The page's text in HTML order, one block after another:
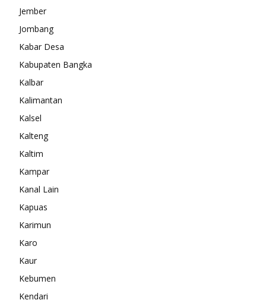
Jember
Jombang
Kabar Desa
Kabupaten Bangka
Kalbar
Kalimantan
Kalsel
Kalteng
Kaltim
Kampar
Kanal Lain
Kapuas
Karimun
Karo
Kaur
Kebumen
Kendari